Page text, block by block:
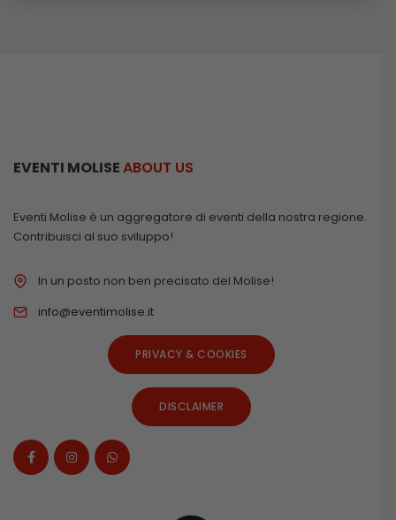
EVENTI MOLISEABOUT US
Eventi Molise è un aggregatore di eventi della nostra regione.
Contribuisci al suo sviluppo!
In un posto non ben precisato del Molise!
info@eventimolise.it
PRIVACY & COOKIES
DISCLAIMER